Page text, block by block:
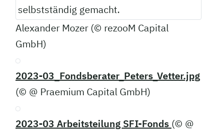
Alexander Mozer (© rezooM Capital
GmbH)
2023-03_Fondsberater_Peters_Vetter.jpg
(© @ Praemium Capital GmbH)
2023-03 Arbeitsteilung SFI-Fonds (© @